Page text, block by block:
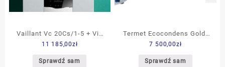
Vaillant Vc 20Cs/1-5 + Vih
R 120/6B Vrc 720F
Sensocomfort Poziome
11 185,00zł
Sprawdź sam
Termet Ecocondens Gold-
25 i zasobnik Termet 120
[WKP2741000000-53]
7 500,00zł
Sprawdź sam